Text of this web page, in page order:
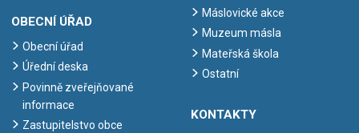
OBECNÍ ÚŘAD
Obecní úřad
Úřední deska
Povinně zveřejňované
informace
Zastupitelstvo obce
Máslovické akce
Muzeum másla
Mateřská škola
Ostatní
KONTAKTY